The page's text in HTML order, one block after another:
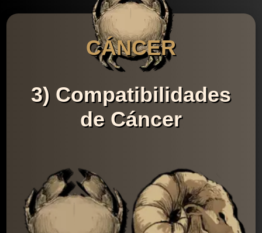
CÁNCER
3) Compatibilidades
de Cáncer